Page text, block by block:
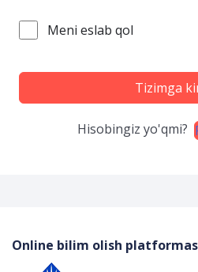
Meni eslab qol
Tizimga
Hisobingiz yo'qmi?
Online bilim olish